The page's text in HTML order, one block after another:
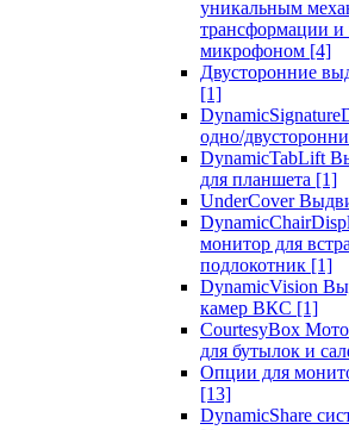
уникальным
трансформации
микрофоном [4]
Двусторонние
[1]
одно/
DynamicTabLift
для планшета [1]
UnderCover
монитор для
подлокотник [1]
DynamicVision
камер ВКС [1]
CourtesyBox
для бутылок и
Опции для
[13]
DynamicShare